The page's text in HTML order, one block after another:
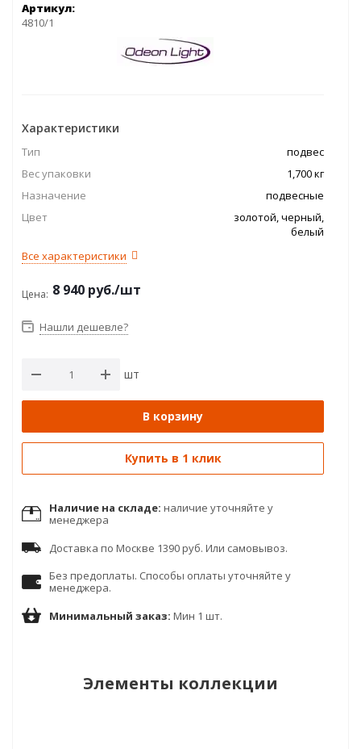
Артикул:
4810/1
Характеристики
Тип
подвес
Вес упаковки
1,700 кг
Назначение
подвесные
Цвет
золотой, черный,
белый
Все характеристики
Цена: 8 940 руб./шт
Нашли дешевле?
шт
В корзину
Купить в 1 клик
Наличие на складе: наличие уточняйте у
менеджера
Доставка по Москве 1390 руб. Или самовывоз.
Без предоплаты. Способы оплаты уточняйте у
менеджера.
Минимальный заказ: Мин 1 шт.
Элементы коллекции